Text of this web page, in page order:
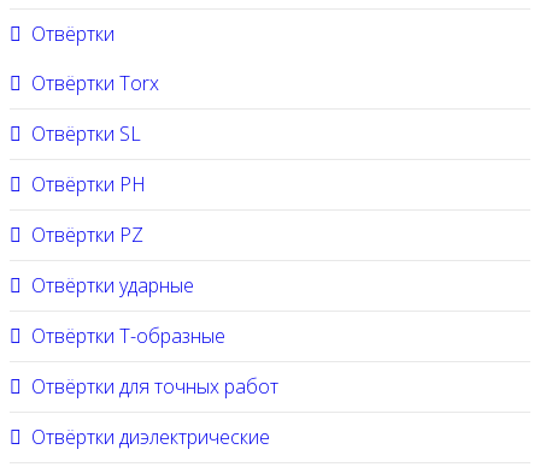
Отвёртки
Отвёртки Torx
Отвёртки SL
Отвёртки PH
Отвёртки PZ
Отвёртки ударные
Отвёртки Т-образные
Отвёртки для точных работ
Отвёртки диэлектрические